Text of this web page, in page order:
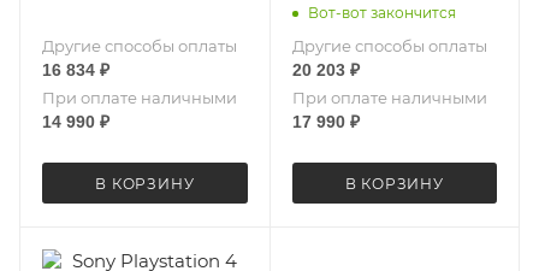
Другие способы оплаты
16 834 ₽
При оплате наличными
14 990 ₽
В КОРЗИНУ
Вот-вот закончится
Другие способы оплаты
20 203₽
При оплате наличными
17 990₽
В КОРЗИНУ